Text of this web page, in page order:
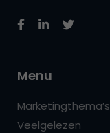
Menu
Marketingthema’s
Veelgelezen